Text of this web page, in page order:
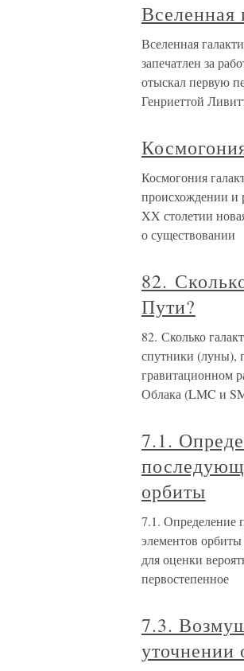
Вселенная
Вселенная
запечатлен за
отыскал первую
Генриеттой
Космогония
происхождении и
XX столетии
о существовании
82.
Пути?
82. Сколько
спутники (луны),
гравитационном
Облака (LMC и
7.1.
орбиты
7.1. Определение
элементов
для оценки
первостепенное
7.3.
уточнении